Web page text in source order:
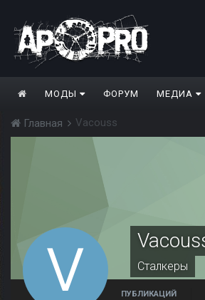
МОДЫ ФОРУМ МЕДИА
Главная Vacouss
Сталкеры
ПУБЛИКАЦИЙ